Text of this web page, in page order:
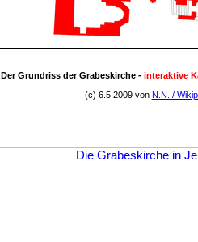
Der Grundriss der Grabeskirche - interaktive
(c) 6.5.2009 von N.N. /